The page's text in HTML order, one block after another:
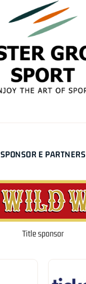
SPONSOR E PARTNERS
Title sponsor